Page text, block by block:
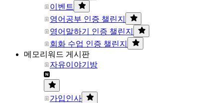
이벤트
영어공부 인증 챌린지
영어말하기 인증 챌린지
회화 수업 인증 챌린지
메모리워드 게시판
자유이야기방
가입인사